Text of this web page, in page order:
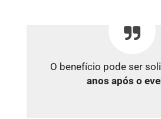
O benefício pode ser
anos após o